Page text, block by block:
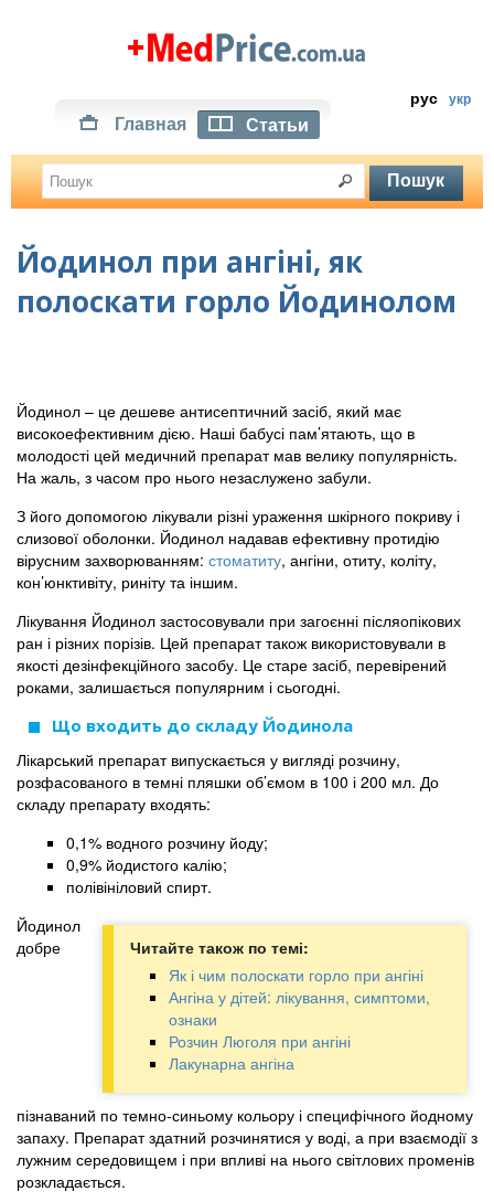
рус укр
Главная Статьи
Йодинол при ангіні, як
полоскати горло Йодинолом
Йодинол – це дешеве антисептичний засіб, який має
високоефективним дією. Наші бабусі пам’ятають, що в
молодості цей медичний препарат мав велику популярність.
На жаль, з часом про нього незаслужено забули.
З його допомогою лікували різні ураження шкірного покриву і
слизової оболонки. Йодинол надавав ефективну протидію
вірусним захворюванням: стоматиту, ангіни, отиту, коліту,
кон’юнктивіту, риніту та іншим.
Лікування Йодинол застосовували при загоєнні післяопікових
ран і різних порізів. Цей препарат також використовували в
якості дезінфекційного засобу. Це старе засіб, перевірений
роками, залишається популярним і сьогодні.
Що входить до складу Йодинола
Лікарський препарат випускається у вигляді розчину,
розфасованого в темні пляшки об’ємом в 100 і 200 мл. До
складу препарату входять:
0,1% водного розчину йоду;
0,9% йодистого калію;
полівініловий спирт.
Читайте також по темі:
Як і чим полоскати горло при ангіні
Ангіна у дітей: лікування, симптоми,
ознаки
Розчин Люголя при ангіні
Лакунарна ангіна
Йодинол
добре
пізнаваний по темно-синьому кольору і специфічного йодному
запаху. Препарат здатний розчинятися у воді, а при взаємодії з
лужним середовищем і при впливі на нього світлових променів
розкладається.